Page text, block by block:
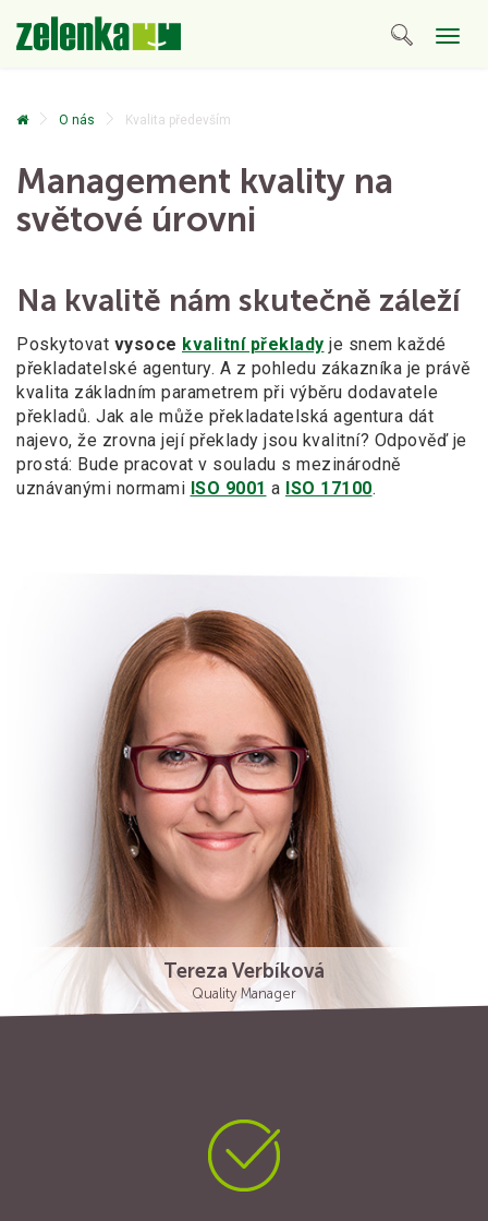
O nás Kvalita především
Management kvality na
světové úrovni
Na kvalitě nám skutečně záleží
Poskytovat vysoce kvalitní překlady je snem každé
překladatelské agentury. A z pohledu zákazníka je právě
kvalita základním parametrem při výběru dodavatele
překladů. Jak ale může překladatelská agentura dát
najevo, že zrovna její překlady jsou kvalitní? Odpověď je
prostá: Bude pracovat v souladu s mezinárodně
uznávanými normami ISO 9001 a ISO 17100.
Tereza Verbíková
Quality Manager